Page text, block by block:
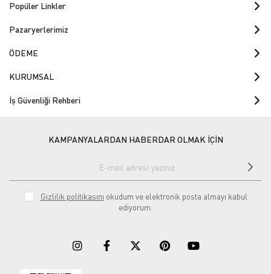
Popüler Linkler
Pazaryerlerimiz
ÖDEME
KURUMSAL
İş Güvenliği Rehberi
KAMPANYALARDAN HABERDAR OLMAK İÇİN
Gizlilik politikasını okudum ve elektronik posta almayı kabul
ediyorum.